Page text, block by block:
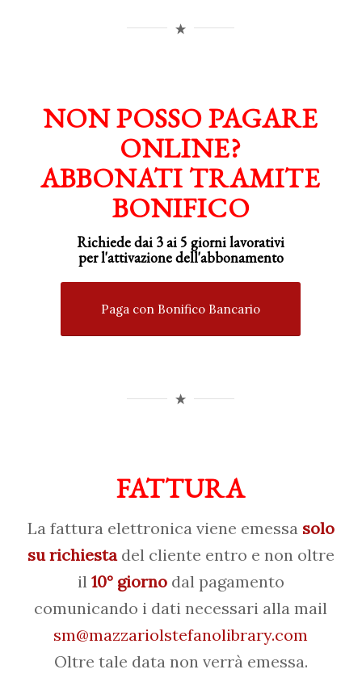
NON POSSO PAGARE
ONLINE?
ABBONATI TRAMITE
BONIFICO
Richiede dai 3 ai 5 giorni lavorativi
perl'attivazionedell'abbonamento
Paga con Bonifico Bancario
FATTURA
La fattura elettronica viene emessasolo
su richiestadel cliente entro e non oltre
il 10° giornodal pagamento
comunicando i dati necessari alla mail
sm@mazzariolstefanolibrary.com
Oltre tale data non verrà emessa.